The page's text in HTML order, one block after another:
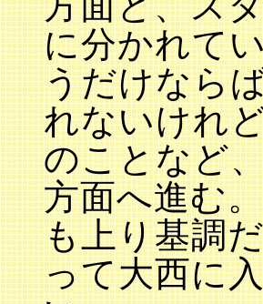
に分かれて
うだけなら
れないけれ
のことなど
方面へ進む
も上り基調
って大西に